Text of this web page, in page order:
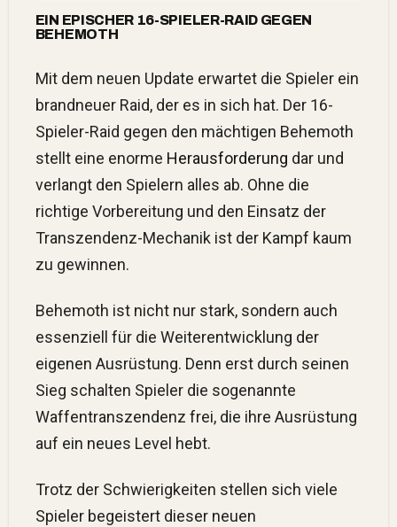
EIN EPISCHER 16-SPIELER-RAID GEGEN
BEHEMOTH
Mit dem neuen Update erwartet die Spieler ein
brandneuer Raid, der es in sich hat. Der 16-
Spieler-Raid gegen den mächtigen Behemoth
stellt eine enorme Herausforderung dar und
verlangt den Spielern alles ab. Ohne die
richtige Vorbereitung und den Einsatz der
Transzendenz-Mechanik ist der Kampf kaum
zu gewinnen.
Behemoth ist nicht nur stark, sondern auch
essenziell für die Weiterentwicklung der
eigenen Ausrüstung. Denn erst durch seinen
Sieg schalten Spieler die sogenannte
Waffentranszendenz frei, die ihre Ausrüstung
auf ein neues Level hebt.
Trotz der Schwierigkeiten stellen sich viele
Spieler begeistert dieser neuen